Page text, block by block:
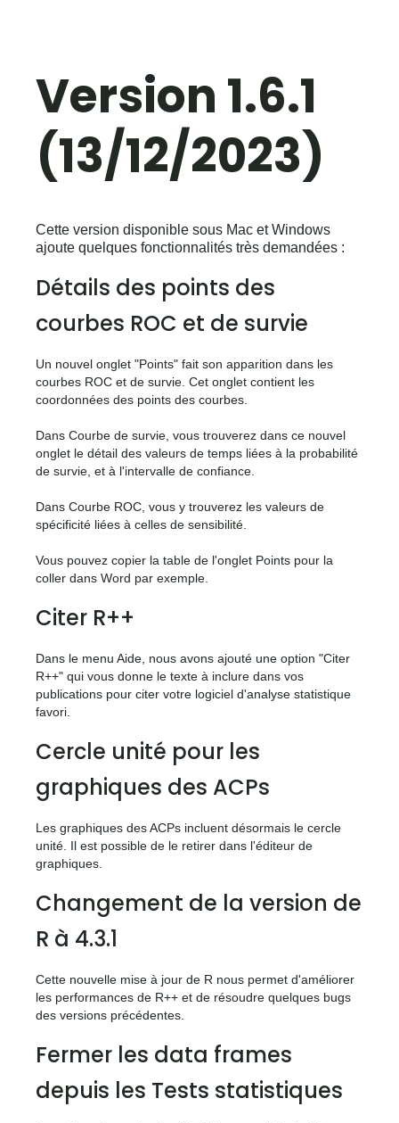
Version 1.6.1
(13/12/2023)
Cette version disponible sous Mac et Windows
ajoute quelques fonctionnalités très demandées :
Détails des points des
courbes ROC et de survie
Un nouvel onglet "Points" fait son apparition dans les
courbes ROC et de survie. Cet onglet contient les
coordonnées des points des courbes.
Dans Courbe de survie, vous trouverez dans ce nouvel
onglet le détail des valeurs de temps liées à la probabilité
de survie, et à l'intervalle de confiance.
Dans Courbe ROC, vous y trouverez les valeurs de
spécificité liées à celles de sensibilité.
Vous pouvez copier la table de l'onglet Points pour la
coller dans Word par exemple.
Citer R++
Dans le menu Aide, nous avons ajouté une option "Citer
R++" qui vous donne le texte à inclure dans vos
publications pour citer votre logiciel d'analyse statistique
favori.
Cercle unité pour les
graphiques des ACPs
Les graphiques des ACPs incluent désormais le cercle
unité. Il est possible de le retirer dans l'éditeur de
graphiques.
Changement de la version de
R à 4.3.1
Cette nouvelle mise à jour de R nous permet d'améliorer
les performances de R++ et de résoudre quelques bugs
des versions précédentes.
Fermer les data frames
depuis les Tests statistiques